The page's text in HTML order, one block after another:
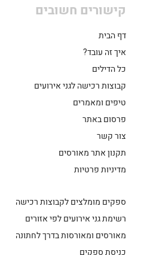
קישורים חשובים
דף הבית
איך זה עובד?
כל הדילים
קבוצות רכישה לגני אירועים
טיפים ומאמרים
פרסום באתר
צור קשר
תקנון אתר מאורסים
מדיניות פרטיות
ספקים מומלצים לקבוצות רכישה
רשימת גני אירועים לפי אזורים
מאורסים ומאורסות בדרך לחתונה
כניסת ספקים